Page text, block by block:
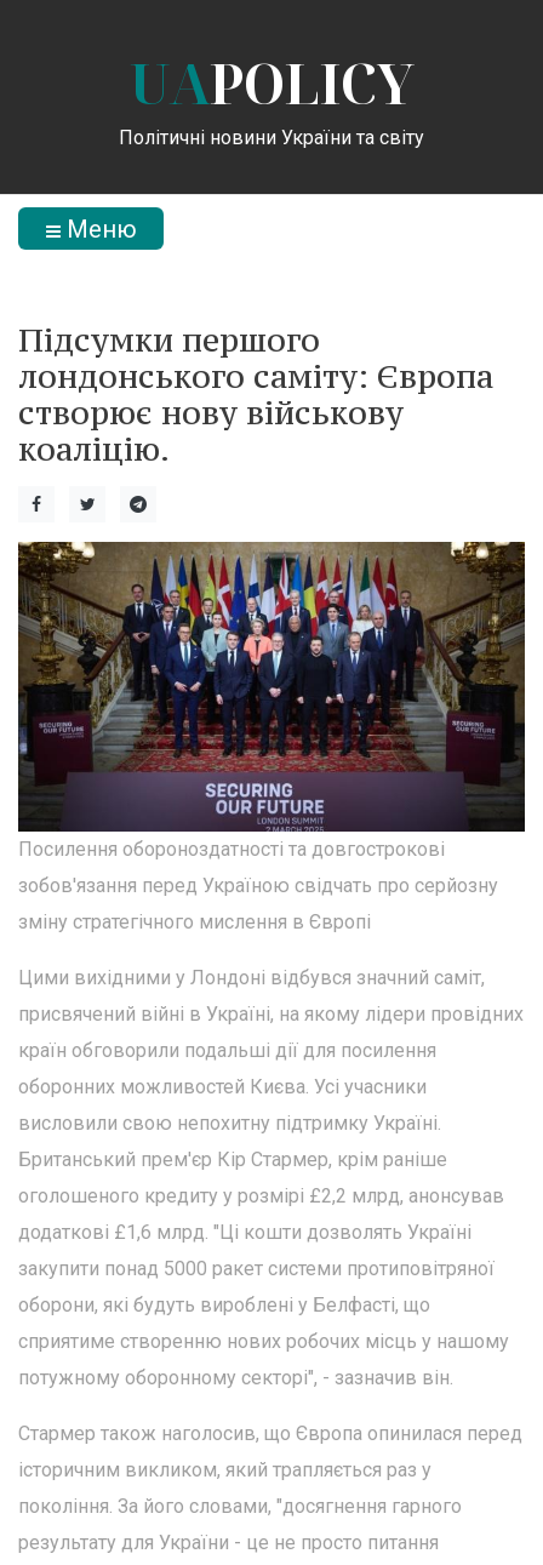
UAPOLICY
Політичні новини України та світу
Меню
Підсумки першого
лондонського саміту: Європа
створює нову військову
коаліцію.
Посилення обороноздатності та довгострокові
зобов'язання перед Україною свідчать про серйозну
зміну стратегічного мислення в Європі
Цими вихідними у Лондоні відбувся значний саміт,
присвячений війні в Україні, на якому лідери провідних
країн обговорили подальші дії для посилення
оборонних можливостей Києва. Усі учасники
висловили свою непохитну підтримку Україні.
Британський прем'єр Кір Стармер, крім раніше
оголошеного кредиту у розмірі £2,2 млрд, анонсував
додаткові £1,6 млрд. "Ці кошти дозволять Україні
закупити понад 5000 ракет системи протиповітряної
оборони, які будуть вироблені у Белфасті, що
сприятиме створенню нових робочих місць у нашому
потужному оборонному секторі", - зазначив він.
Стармер також наголосив, що Європа опинилася перед
історичним викликом, який трапляється раз у
покоління. За його словами, "досягнення гарного
результату для України - це не просто питання